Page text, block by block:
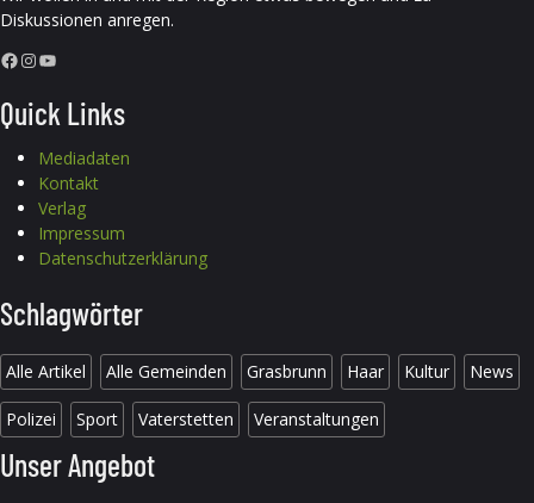
Diskussionen anregen.
Facebook InstagramYouTube
Quick Links
Mediadaten
Kontakt
Verlag
Impressum
Datenschutzerklärung
Schlagwörter
Alle Artikel Alle Gemeinden Grasbrunn Haar Kultur News
Polizei Sport Vaterstetten Veranstaltungen
Unser Angebot